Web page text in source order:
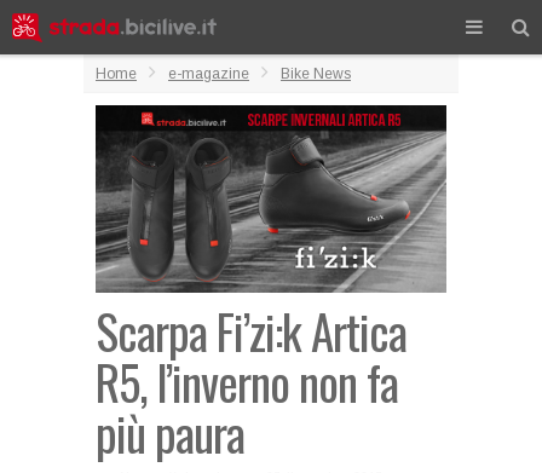
Home e-magazine Bike News
Scarpa Fi’zi:k Artica
R5, l’inverno non fa
più paura